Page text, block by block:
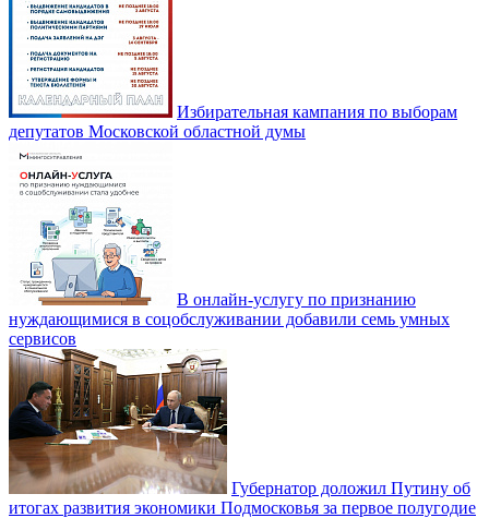
Избирательная кампания по выборам
депутатов Московской областной думы
В онлайн-услугу по признанию
нуждающимися в соцобслуживании добавили семь умных
сервисов
Губернатор доложил Путину об
итогах развития экономики Подмосковья за первое полугодие